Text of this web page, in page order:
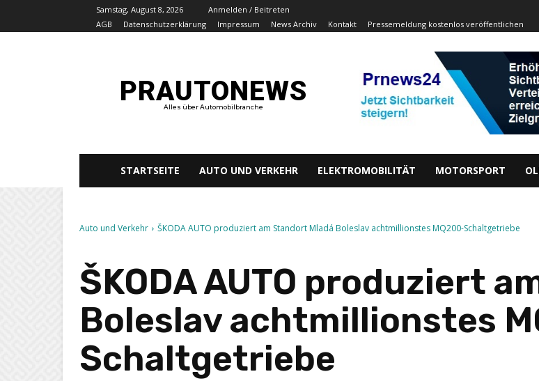
Samstag, August 8, 2026
Anmelden / Beitreten
AGB
Datenschutzerklärung Impressum News Archiv Kontakt Pressemeldung kostenlos veröffentlichen
PRAUTONEWS
Alles über Automobilbranche
STARTSEITE AUTO UND VERKEHR ELEKTROMOBILITÄT MOTORSPORT
Auto und Verkehr ŠKODA AUTO produziert am Standort Mladá Boleslav achtmillionstes MQ200-Schaltgetriebe
ŠKODA AUTO produziert
Boleslav achtmillionstes
Schaltgetriebe